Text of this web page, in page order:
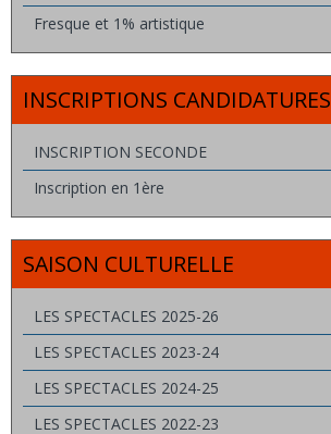
Fresque et 1% artistique
INSCRIPTIONS CANDIDATURES
INSCRIPTION SECONDE
Inscription en 1ère
SAISON CULTURELLE
LES SPECTACLES 2025-26
LES SPECTACLES 2023-24
LES SPECTACLES 2024-25
LES SPECTACLES 2022-23